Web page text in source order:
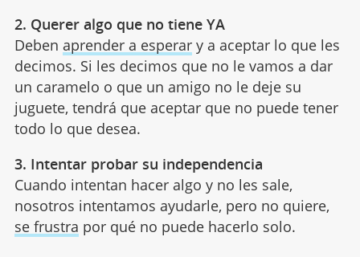
2. Querer algo que no tiene YA
Deben aprender a esperary a aceptar lo que les
decimos. Si les decimos que no le vamos a dar
un caramelo o que un amigo no le deje su
juguete, tendrá que aceptar que no puede tener
todo lo que desea.
3. Intentar probar su independencia
Cuando intentan hacer algo y no les sale,
nosotros intentamos ayudarle, pero no quiere,
se frustra por qué no puede hacerlo solo.